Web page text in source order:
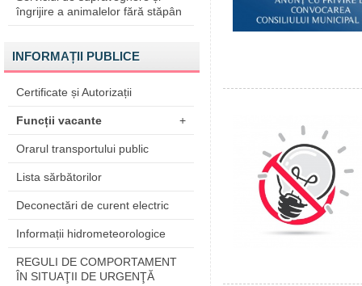
îngrijire a animalelor fără stăpân
INFORMAȚII PUBLICE
Certificate și Autorizații
Funcții vacante +
Orarul transportului public
Lista sărbătorilor
Deconectări de curent electric
Informații hidrometeorologice
REGULI DE COMPORTAMENT
ÎN SITUAŢII DE URGENŢĂ